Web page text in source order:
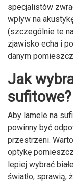
specjalistów
wpływ na
(szczególnie te
zjawisko echa i
danym
Jak
sufitowe?
Aby lamele na
powinny być
przestrzeni.
optykę
lepiej wybrać
światło, sprawią,